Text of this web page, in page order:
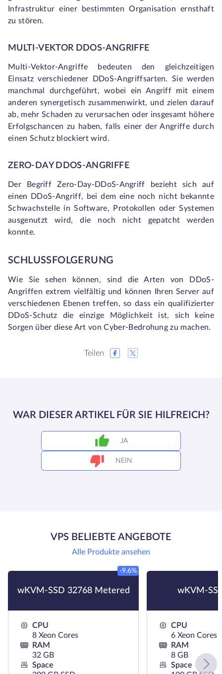
Infrastruktur einer bestimmten Organisation ernsthaft
zu stören.
MULTI-VEKTOR DDOS-ANGRIFFE
Multi-Vektor-Angriffe bedeuten den gleichzeitigen
Einsatz verschiedener DDoS-Angriffsarten. Sie werden
manchmal durchgeführt, wobei ein Angriff mit einem
anderen synergetisch zusammenwirkt, und zielen darauf
ab, mehr Schaden zu verursachen oder insgesamt höhere
Erfolgschancen zu haben, falls einer der Angriffe durch
einen Schutz blockiert wird.
ZERO-DAY DDOS-ANGRIFFE
Der Begriff Zero-Day-DDoS-Angriff bezieht sich auf
einen DDoS-Angriff, bei dem eine noch nicht bekannte
Schwachstelle in Software, Protokollen oder Systemen
ausgenutzt wird, die noch nicht gepatcht werden
konnte.
SCHLUSSFOLGERUNG
Wie Sie sehen können, sind die Arten von DDoS-
Angriffen extrem vielfältig und können Ihren Server auf
verschiedenen Ebenen treffen, so dass ein qualifizierter
DDoS-Schutz die einzige Möglichkeit ist, sich keine
Sorgen über diese Art von Cyber-Bedrohung zu machen.
Teilen
WAR DIESER ARTIKEL FÜR SIE HILFREICH?
JA
NEIN
VPS BELIEBTE ANGEBOTE
Alle Produkte ansehen
wKVM-SSD 32768 Metered
-9.6%
CPU
8 Xeon Cores
RAM
32 GB
Space
wKVM-
CPU
6 Xeon Cores
RAM
8 GB
Space